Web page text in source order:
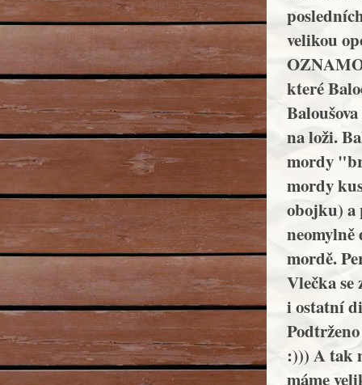
velikou
které
na loži.
mordy
mordy
obojku) a
neomylně
mordě.
Vlečka se
i ostatní
:))) A tak
máme